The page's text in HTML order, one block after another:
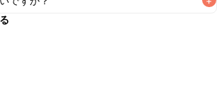
日中が目安です。なるべくお早めにお召